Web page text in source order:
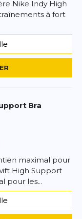
Nike Indy High
à fort
Bra
maximal pour
High Support
pour les...